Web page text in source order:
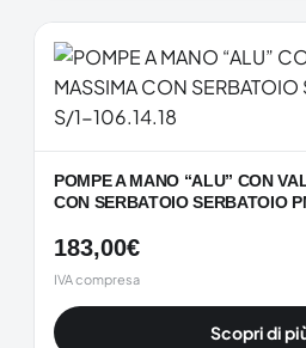
POMPE A MANO “ALU” CON
CON SERBATOIO SERBATOIO
183,00€
IVA compresa
Scopri di